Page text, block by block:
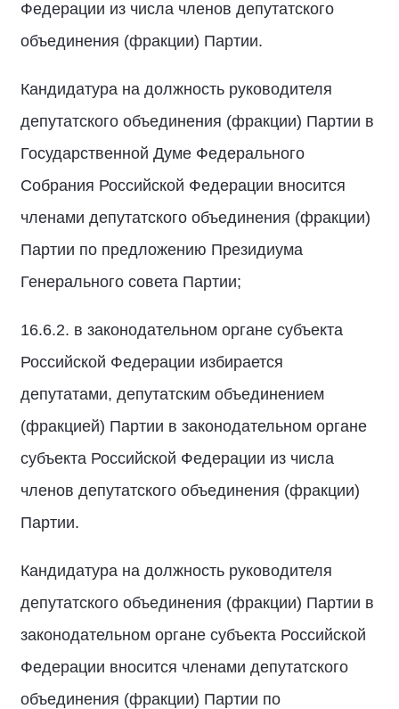
Федерации из числа членов депутатского
объединения (фракции) Партии.
Кандидатура на должность руководителя
депутатского объединения (фракции) Партии в
Государственной Думе Федерального
Собрания Российской Федерации вносится
членами депутатского объединения (фракции)
Партии по предложению Президиума
Генерального совета Партии;
16.6.2. в законодательном органе субъекта
Российской Федерации избирается
депутатами, депутатским объединением
(фракцией) Партии в законодательном органе
субъекта Российской Федерации из числа
членов депутатского объединения (фракции)
Партии.
Кандидатура на должность руководителя
депутатского объединения (фракции) Партии в
законодательном органе субъекта Российской
Федерации вносится членами депутатского
объединения (фракции) Партии по